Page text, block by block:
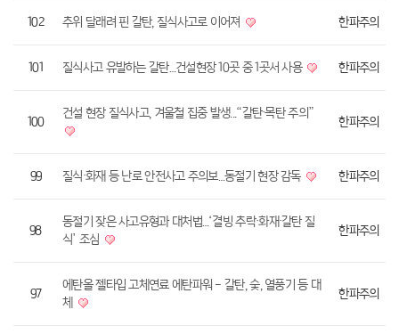
102 추위 달래려 핀 갈탄, 질식사고로 이어져 한파주의
101 질식사고 유발하는 갈탄…건설현장 10곳 중 1곳서 사용 한파주의
100
건설 현장 질식사고, 겨울철 집중 발생...“갈탄·목탄 주의”
한파주의
99 질식·화재 등 난로 안전사고 주의보…동절기 현장 감독 한파주의
98
동절기 잦은 사고유형과 대처법…‘결빙 추락·화재·갈탄 질
식’ 조심
한파주의
97
에탄올 젤타입 고체연료 에탄파워 - 갈탄, 숯, 열풍기 등 대
체
한파주의